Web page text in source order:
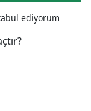
ediyorum